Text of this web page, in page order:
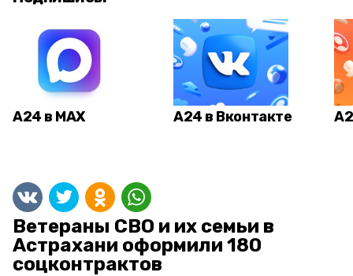
А24 в MAX А24 в Вконтакте
Ветераны СВО и их семьи в
Астрахани оформили 180
соцконтрактов